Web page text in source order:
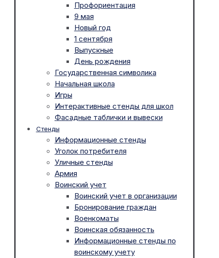
Профориентация
9 мая
Новый год
1 сентября
Выпускные
День рождения
Государственная символика
Начальная школа
Игры
Интерактивные стенды для школ
Фасадные таблички и вывески
Стенды
Информационные стенды
Уголок потребителя
Уличные стенды
Армия
Воинский учет
Воинский учет в организации
Бронирование граждан
Военкоматы
Воинская обязанность
Информационные стенды по
воинскому учету